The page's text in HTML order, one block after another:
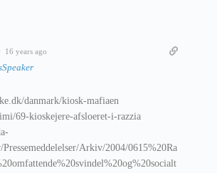
16 years ago
danmark/kiosk-mafiaen
69-kioskejere-afsloeret-i-razzia
Arkiv/2004/0615%20Ra